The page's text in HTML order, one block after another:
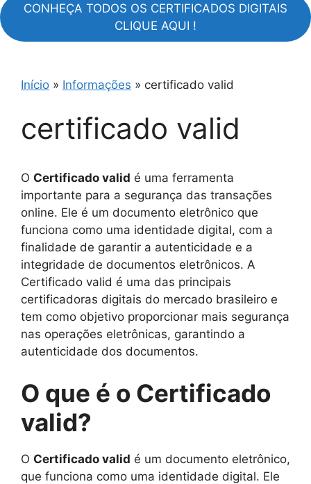
CONHEÇA TODOS OS CERTIFICADOS DIGITAIS
CLIQUE AQUI !
Início » Informações » certificado valid
certificado valid
O Certificado valid é uma ferramenta
importante para a segurança das transações
online. Ele é um documento eletrônico que
funciona como uma identidade digital, com a
finalidade de garantir a autenticidade e a
integridade de documentos eletrônicos. A
Certificado valid é uma das principais
certificadoras digitais do mercado brasileiro e
tem como objetivo proporcionar mais segurança
nas operações eletrônicas, garantindo a
autenticidade dos documentos.
O que é o Certificado
valid?
O Certificado valid é um documento eletrônico,
que funciona como uma identidade digital. Ele